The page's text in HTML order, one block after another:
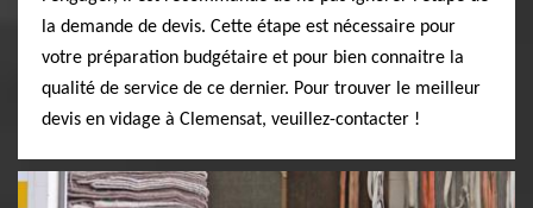
la demande de devis. Cette étape est nécessaire pour
votre préparation budgétaire et pour bien connaitre la
qualité de service de ce dernier. Pour trouver le meilleur
devis en vidage à Clemensat, veuillez-contacter !